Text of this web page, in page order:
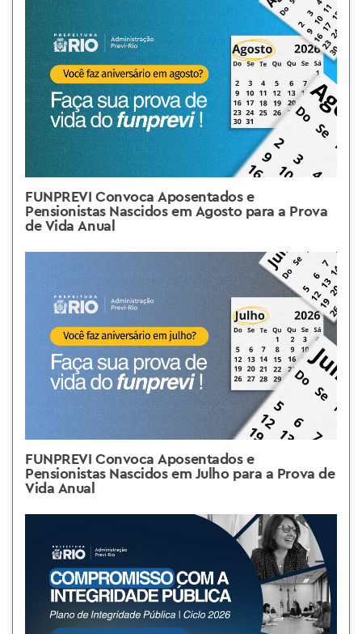
FUNPREVI Convoca Aposentados e
Pensionistas Nascidos em Agosto para a Prova
de Vida Anual
FUNPREVI Convoca Aposentados e
Pensionistas Nascidos em Julho para a Prova de
Vida Anual